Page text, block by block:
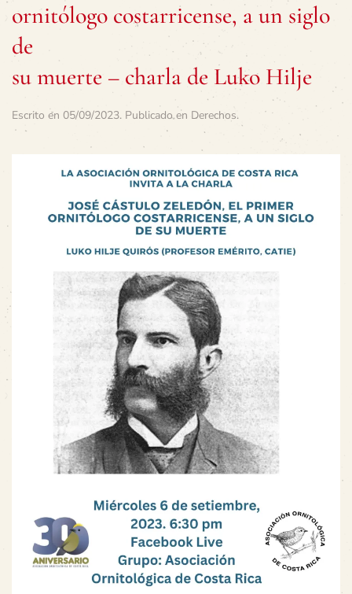
ornitólogo costarricense, a un siglo
de
su muerte – charla de Luko Hilje
Escrito en 05/09/2023. Publicado en Derechos.